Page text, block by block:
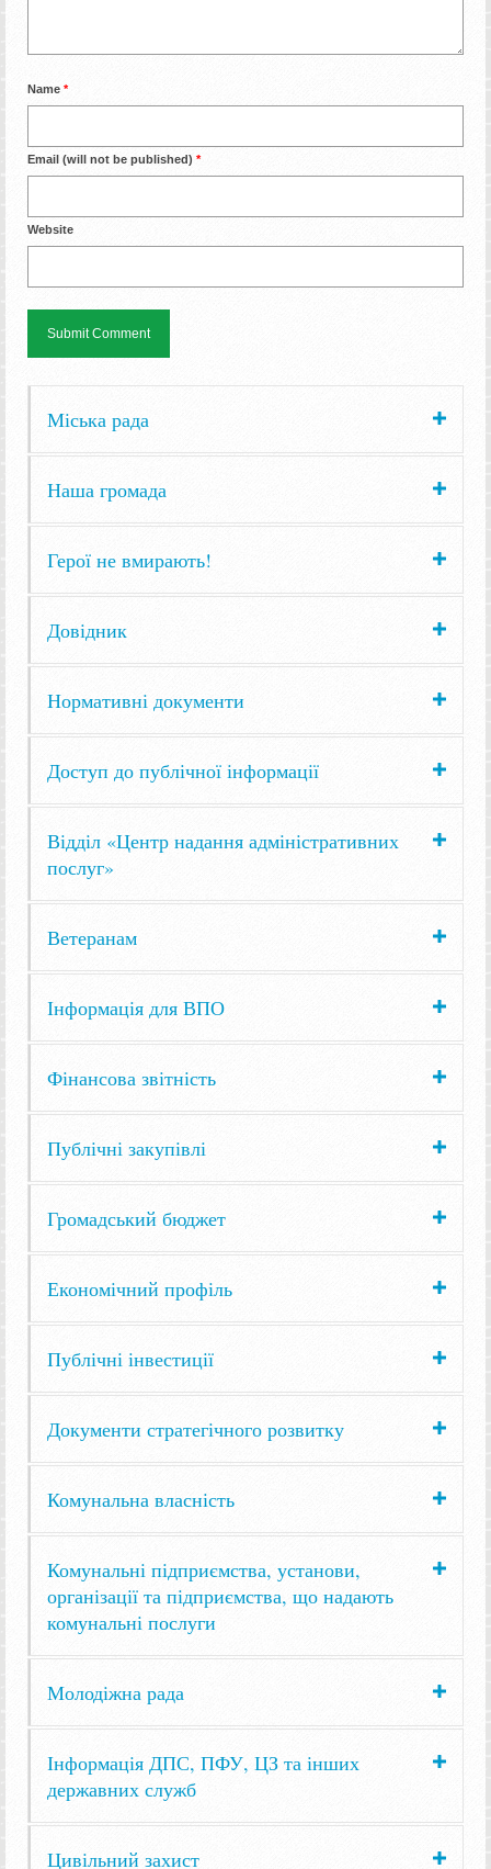
Name *
Email (will not be published) *
Website
Міська рада
Наша громада
Герої не вмирають!
Довідник
Нормативні документи
Доступ до публічної інформації
Відділ «Центр надання адміністративних
послуг»
Ветеранам
Інформація для ВПО
Фінансова звітність
Публічні закупівлі
Громадський бюджет
Економічний профіль
Публічні інвестиції
Документи стратегічного розвитку
Комунальна власність
Комунальні підприємства, установи,
організації та підприємства, що надають
комунальні послуги
Молодіжна рада
Інформація ДПС, ПФУ, ЦЗ та інших
державних служб
Цивільний захист